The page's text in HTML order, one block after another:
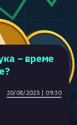
– време
20/08/2025 | 09:30